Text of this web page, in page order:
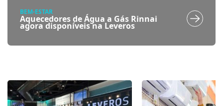
BEM-ESTAR
Aquecedores de Água a Gás Rinnai
agora disponíveis na Leveros